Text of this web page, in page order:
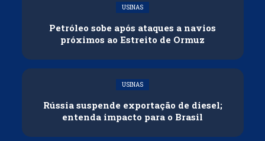
USINAS
Petróleo sobe após ataques a navios
próximos ao Estreito de Ormuz
USINAS
Rússia suspende exportação de diesel;
entenda impacto para o Brasil